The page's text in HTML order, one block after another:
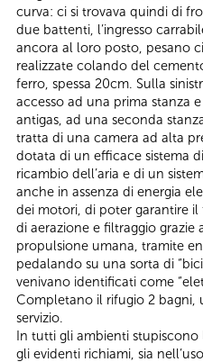
curva: ci si trovava quindi di
due battenti, l’ingresso
ancora al loro posto, pesano
realizzate colando del
ferro, spessa 20cm. Sulla
accesso ad una prima stanza
antigas, ad una seconda
tratta di una camera ad alta
dotata di un efficace sistema
ricambio dell’aria e di un
anche in assenza di energia
dei motori, di poter garantire
di aerazione e filtraggio grazie
propulsione umana, tramite
pedalando su una sorta di
venivano identificati come
Completano il rifugio 2 bagni,
servizio.
In tutti gli ambienti
gli evidenti richiami, sia